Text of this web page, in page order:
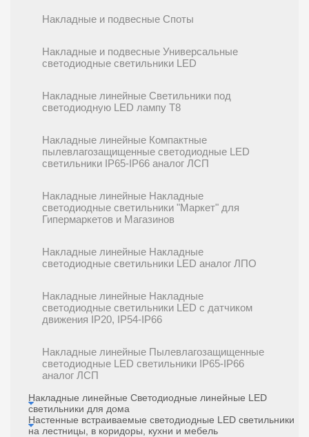
Накладные и подвесные Споты
Накладные и подвесные Универсальные
светодиодные светильники LED
Накладные линейные Cветильники под
светодиодную LED лампу T8
Накладные линейные Компактные
пылевлагозащищенные светодиодные LED
светильники IP65-IP66 аналог ЛСП
Накладные линейные Накладные
светодиодные светильники "Маркет" для
Гипермаркетов и Магазинов
Накладные линейные Накладные
светодиодные светильники LED аналог ЛПО
Накладные линейные Накладные
светодиодные светильники LED с датчиком
движения IP20, IP54-IP66
Накладные линейные Пылевлагозащищенные
светодиодные LED светильники IP65-IP66
аналог ЛСП
Накладные линейные Светодиодные линейные LED
светильники для дома
Настенные встраиваемые светодиодные LED светильники
на лестницы, в коридоры, кухни и мебель